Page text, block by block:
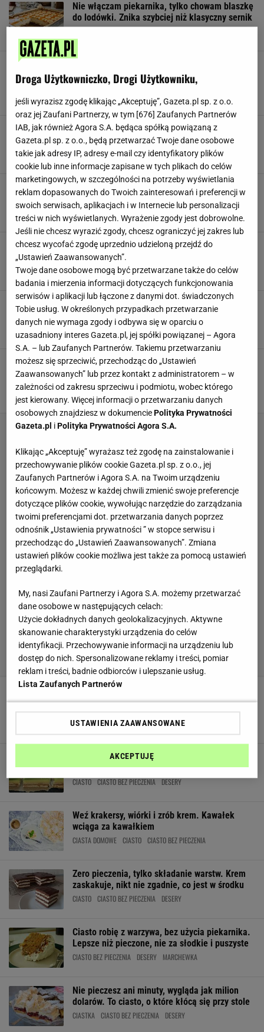
Nie włączam piekarnika, tylko chowam blaszkę
do lodówki. Znika szybciej niż klasyczny sernik
Po nocy w lodówce wychodzi deser lepszy od
lodów
CIASTO CIASTO BEZ PIECZENIA DESERY
Kiedyś robiło się z niego szyszki. Dziś trafia do
ciasta, które znika do ostatniego okruszka
BISZKOPT CIASTO CIASTO BEZ PIECZENIA
Teściowa wyjada je łyżką prosto z blachy. To
ciasto robię bez piekarnika i znika pierwsze
CIASTO CIASTO BEZ PIECZENIA
Nazywam to "oszukanym sernikiem". Robię go
w 10 minut bez brudzenia piekarnika
CIASTO BEZ PIECZENIA DESERY MLEKO
Blok czekoladowy w nowej odsłonie. Teraz jest
lekki jak chmurka, trudno zjeść jeden kawałek
BUDYŃ CIASTO BEZ PIECZENIA CZEKOLADA
Wystarczy chwila układania, lodówka robi
resztę. Bez pieczenie, kremowe i się nie
rozpada
CIASTO CIASTO BEZ PIECZENIA DESERY
Bez piekarnika, robię go w mig. Ten sernik ma
jeden sekret, znika do ostatniego okruszka
CIASTO BEZ PIECZENIA DESERY LIMONKA
Ciasto UFO to nowy hit bez piekarnika.
Mrugniesz trzy razy i jest gotowe
CIASTO CIASTO BEZ PIECZENIA DESERY
Weź krakersy, wiórki i zrób krem. Kawałek
wciąga za kawałkiem
CIASTA DOMOWE CIASTO CIASTO BEZ PIECZENIA
Zero pieczenia, tylko składanie warstw. Krem
zaskakuje, nikt nie zgadnie, co jest w środku
CIASTO CIASTO BEZ PIECZENIA DESERY
Ciasto robię z warzywa, bez użycia piekarnika.
Lepsze niż pieczone, nie za słodkie i puszyste
CIASTO BEZ PIECZENIA DESERY MARCHEWKA
Nie pieczesz ani minuty, wygląda jak milion
dolarów. To ciasto, o które kłócą się przy stole
CIASTKA CIASTO BEZ PIECZENIA DESERY
Droga Użytkowniczko, Drogi Użytkowniku,
jeśli wyrazisz zgodę klikając „Akceptuję”, Gazeta.pl sp. z o.o.
oraz jej Zaufani Partnerzy, w tym [676] Zaufanych Partnerów
IAB, jak również Agora S.A. będąca spółką powiązaną z
Gazeta.pl sp. z o.o., będą przetwarzać Twoje dane osobowe
takie jak adresy IP, adresy e-mail czy identyfikatory plików
cookie lub inne informacje zapisane w tych plikach do celów
marketingowych, w szczególności na potrzeby wyświetlania
reklam dopasowanych do Twoich zainteresowań i preferencji w
swoich serwisach, aplikacjach i w Internecie lub personalizacji
treści w nich wyświetlanych. Wyrażenie zgody jest dobrowolne.
Jeśli nie chcesz wyrazić zgody, chcesz ograniczyć jej zakres lub
chcesz wycofać zgodę uprzednio udzieloną przejdź do
„Ustawień Zaawansowanych”.
Twoje dane osobowe mogą być przetwarzane także do celów
badania i mierzenia informacji dotyczących funkcjonowania
serwisów i aplikacji lub łączone z danymi dot. świadczonych
Tobie usług. W określonych przypadkach przetwarzanie
danych nie wymaga zgody i odbywa się w oparciu o
uzasadniony interes Gazeta.pl, jej spółki powiązanej – Agora
S.A. – lub Zaufanych Partnerów. Takiemu przetwarzaniu
możesz się sprzeciwić, przechodząc do „Ustawień
Zaawansowanych” lub przez kontakt z administratorem – w
zależności od zakresu sprzeciwu i podmiotu, wobec którego
jest kierowany. Więcej informacji o przetwarzaniu danych
osobowych znajdziesz w dokumenciePolityka Prywatności
Gazeta.pl iPolityka Prywatności Agora S.A.
Klikając „Akceptuję” wyrażasz też zgodę na zainstalowanie i
przechowywanie plików cookie Gazeta.pl sp. z o.o., jej
Zaufanych Partnerów i Agora S.A. na Twoim urządzeniu
końcowym. Możesz w każdej chwili zmienić swoje preferencje
dotyczące plików cookie, wywołując narzędzie do zarządzania
twoimi preferencjami dot. przetwarzania danych poprzez
odnośnik „Ustawienia prywatności ” w stopce serwisu i
przechodząc do „Ustawień Zaawansowanych”. Zmiana
ustawień plików cookie możliwa jest także za pomocą ustawień
przeglądarki.
My, nasi Zaufani Partnerzy i Agora S.A. możemy przetwarzać
dane osobowe w następujących celach:
Użycie dokładnych danych geolokalizacyjnych. Aktywne
skanowanie charakterystyki urządzenia do celów
identyfikacji. Przechowywanie informacji na urządzeniu lub
dostęp do nich. Spersonalizowane reklamy i treści, pomiar
reklam i treści, badnie odbiorców i ulepszanie usług.
Lista Zaufanych Partnerów
USTAWIENIA ZAAWANSOWANE
AKCEPTUJĘ